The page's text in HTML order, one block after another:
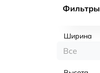
Фильтры
Ширина
Все